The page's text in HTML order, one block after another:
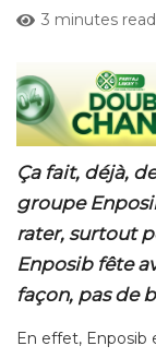
3 minutes read
Ça fait, déjà,
groupe
rater, surtout
Enposib fête
façon, pas de
En effet, Enposib